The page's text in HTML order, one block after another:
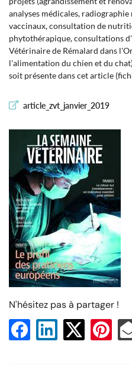
 Recopier le code ci-contre
 Rafraîchir le captcha
En cochant cette case, vous consentez à
l'adresse email indiqué ci-dessus. Vous
utilisantle formulaire de désinscription
analyses médicales,
vaccinaux, consultation de
phytothérapique, consultations
Vétérinaire de Rémalard dans
l'alimentation du chien et du
soit présente dans cet article
article_zvt_janvier_2019
N'hésitez pas à partager !